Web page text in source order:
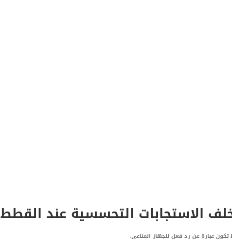
خلف الاستجابات التحسسية عند القطط
عبارة عن رد فعل للجهاز المناعى.